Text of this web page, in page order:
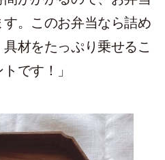
。このお弁当なら詰め
材をたっぷり乗せるこ
です！」